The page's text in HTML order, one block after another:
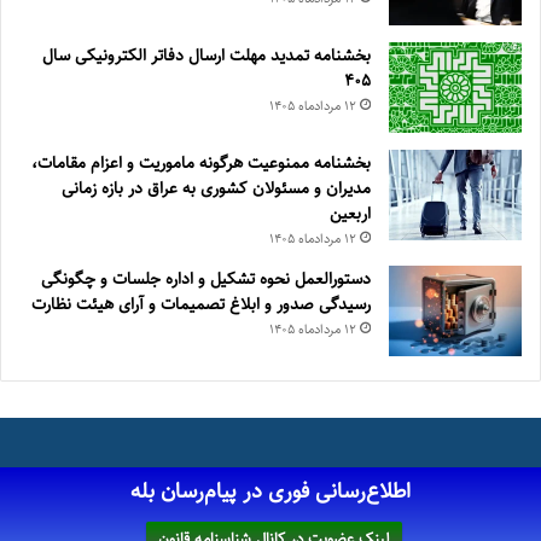
بخشنامه تمدید مهلت ارسال دفاتر الکترونیکی سال
۴۰۵
۱۲ مرداد‌ماه ۱۴۰۵
بخشنامه ممنوعیت هرگونه ماموریت و اعزام مقامات،
مدیران و مسئولان کشوری به عراق در بازه زمانی
اربعین
۱۲ مرداد‌ماه ۱۴۰۵
دستورالعمل نحوه تشکیل و اداره جلسات و چگونگی
رسیدگی صدور و ‏ابلاغ تصمیمات و‎ ‎آرای هیئت نظارت
۱۲ مرداد‌ماه ۱۴۰۵
اطلاع‌رسانی فوری در پیام‌رسان بله